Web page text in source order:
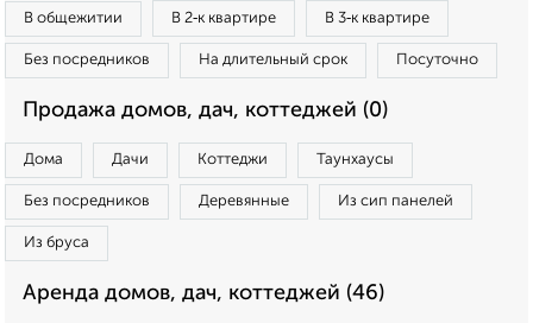
В общежитии В 2‑к квартире В 3‑к квартире
Без посредников На длительный срок Посуточно
Продажа домов, дач, коттеджей (0)
Дома Дачи Коттеджи Таунхаусы
Без посредников Деревянные Из сип панелей
Из бруса
Аренда домов, дач, коттеджей (46)